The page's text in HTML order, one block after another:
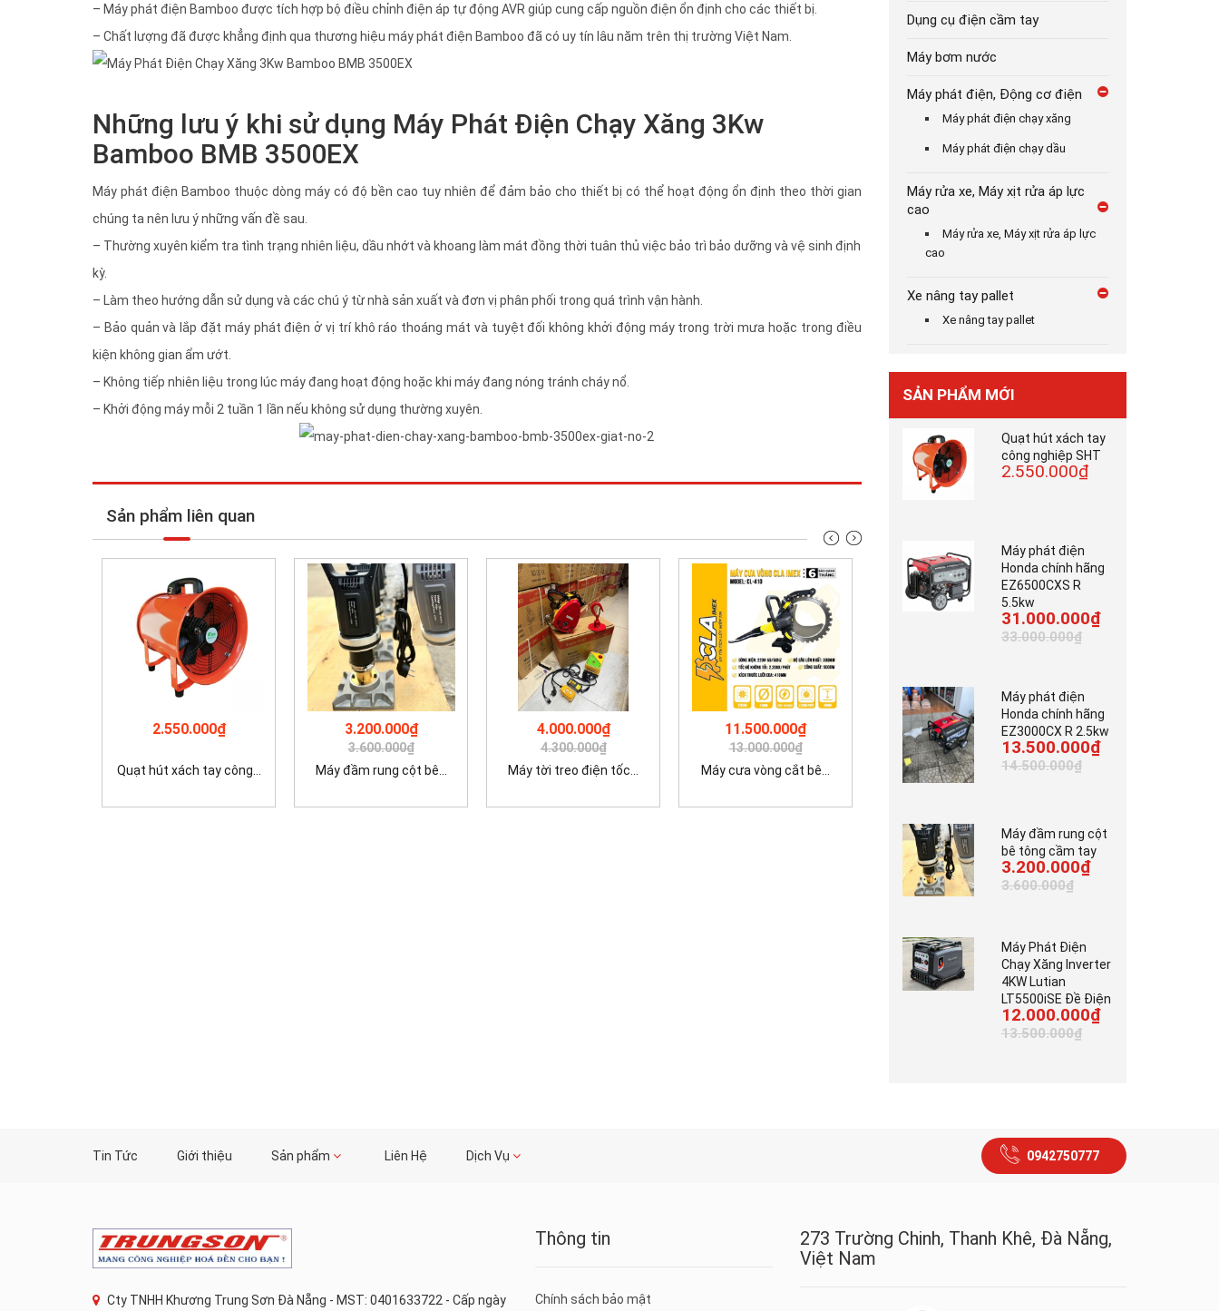
– Máy phát điện Bamboo được tích hợp bộ điều chỉnh điện áp tự động AVR giúp cung cấp nguồn điện ổn định cho các thiết bị.
– Chất lượng đã được khẳng định qua thương hiệu máy phát điện Bamboo đã có uy tín lâu năm trên thị trường Việt Nam.
Những lưu ý khi sử dụng Máy Phát Điện Chạy Xăng 3Kw
Bamboo BMB 3500EX
Máy phát điện Bamboo thuộc dòng máy có độ bền cao tuy nhiên để đảm bảo cho thiết bị có thể hoạt động ổn định theo thời gian
chúng ta nên lưu ý những vấn đề sau.
– Thường xuyên kiểm tra tình trạng nhiên liệu, dầu nhớt và khoang làm mát đồng thời tuân thủ việc bảo trì bảo dưỡng và vệ sinh định
kỳ.
– Làm theo hướng dẫn sử dụng và các chú ý từ nhà sản xuất và đơn vị phân phối trong quá trình vận hành.
– Bảo quản và lắp đặt máy phát điện ở vị trí khô ráo thoáng mát và tuyệt đối không khởi động máy trong trời mưa hoặc trong điều
kiện không gian ẩm ướt.
– Không tiếp nhiên liệu trong lúc máy đang hoạt động hoặc khi máy đang nóng tránh cháy nổ.
– Khởi động máy mỗi 2 tuần 1 lần nếu không sử dụng thường xuyên.
Sản phẩm liên quan
2.550.000₫
Quạt hút xách tay công...
3.200.000₫
3.600.000₫
Máy đầm rung cột bê...
4.000.000₫
4.300.000₫
Máy tời treo điện tốc...
11.500.000₫
13.000.000₫
Máy cưa vòng cắt bê...
7.000.000₫
Máy tời kéo gỗ động...
Dụng cụ điện cầm tay
Máy bơm nước
Máy phát điện, Động cơ điện
Máy phát điện chạy xăng
Máy phát điện chạy dầu
Máy rửa xe, Máy xịt rửa áp lực
cao
Máy rửa xe, Máy xịt rửa áp lực
cao
Xe nâng tay pallet
Xe nâng tay pallet
SẢN PHẨM MỚI
Quạt hút xách tay
công nghiệp SHT
2.550.000₫
Máy phát điện
Honda chính hãng
EZ6500CXS R
5.5kw
31.000.000₫
33.000.000₫
Máy phát điện
Honda chính hãng
EZ3000CX R 2.5kw
13.500.000₫
14.500.000₫
Máy đầm rung cột
bê tông cầm tay
3.200.000₫
3.600.000₫
Máy Phát Điện
Chạy Xăng Inverter
4KW Lutian
LT5500iSE Đề Điện
12.000.000₫
13.500.000₫
Tin Tức Giới thiệu Sản phẩm Liên Hệ Dịch Vụ 0942750777
Cty TNHH Khương Trung Sơn Đà Nẵng - MST: 0401633722 - Cấp ngày
Thông tin
Chính sách bảo mật
273 Trường Chinh, Thanh Khê, Đà Nẵng,
Việt Nam